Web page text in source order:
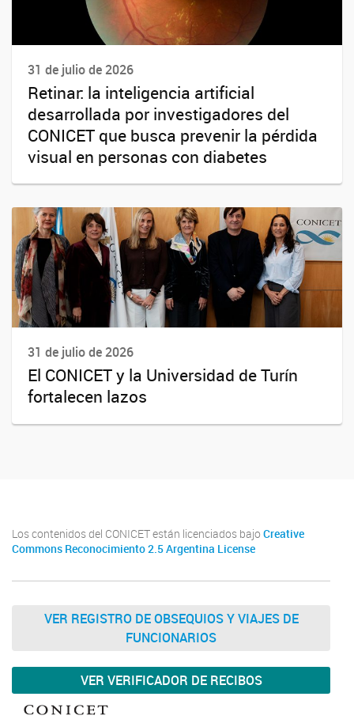
31 de julio de 2026
Retinar: la inteligencia artificial
desarrollada por investigadores del
CONICET que busca prevenir la pérdida
visual en personas con diabetes
31 de julio de 2026
El CONICET y la Universidad de Turín
fortalecen lazos
Los contenidos del CONICET están licenciados bajo Creative
Commons Reconocimiento 2.5 Argentina License
VER REGISTRO DE OBSEQUIOS Y VIAJES DE
FUNCIONARIOS
VER VERIFICADOR DE RECIBOS